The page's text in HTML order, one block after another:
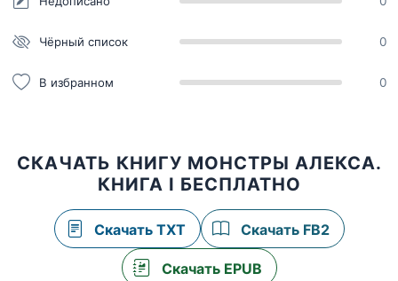
Чёрный список 0
В избранном 0
СКАЧАТЬ КНИГУ МОНСТРЫ АЛЕКСА.
КНИГА I БЕСПЛАТНО
Скачать TXT Скачать FB2
Скачать EPUB